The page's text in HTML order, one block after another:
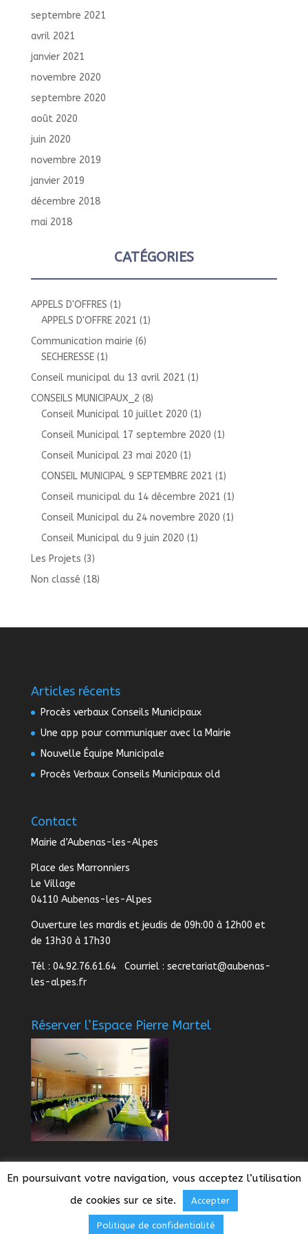
septembre 2021
avril 2021
janvier 2021
novembre 2020
septembre 2020
août 2020
juin 2020
novembre 2019
janvier 2019
décembre 2018
mai 2018
CATÉGORIES
APPELS D'OFFRES (1)
APPELS D'OFFRE 2021 (1)
Communication mairie (6)
SECHERESSE(1)
Conseil municipal du 13 avril 2021 (1)
CONSEILS MUNICIPAUX_2 (8)
Conseil Municipal 10 juillet 2020 (1)
Conseil Municipal 17 septembre 2020 (1)
Conseil Municipal 23 mai 2020 (1)
CONSEIL MUNICIPAL 9 SEPTEMBRE 2021 (1)
Conseil municipal du 14 décembre 2021 (1)
Conseil Municipal du 24 novembre 2020 (1)
Conseil Municipal du 9 juin 2020 (1)
Les Projets (3)
Non classé (18)
Articles récents
Procès verbaux Conseils Municipaux
Une app pour communiquer avec la Mairie
Nouvelle Équipe Municipale
Procès Verbaux Conseils Municipaux old
Contact
Mairie d’Aubenas-les-Alpes
Place des Marronniers
Le Village
04110 Aubenas-les-Alpes
Ouverture les mardis et jeudis de 09h:00 à 12h00 et
de 13h30 à 17h30
Tél : 04.92.76.61.64 Courriel : secretariat@aubenas-
les-alpes.fr
Réserver l’Espace Pierre Martel
Design deGlyphe Studio Graphique- © 2026
En poursuivant votre navigation, vous acceptez l’utilisation
de cookies sur ce site.
Accepter
Politique de confidentialité